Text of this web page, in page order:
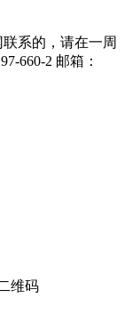
系的，请在一周
660-2 邮箱：
维码